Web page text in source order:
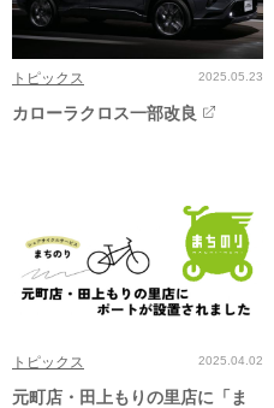
トピックス 2025.05.23
カローラクロス一部改良
トピックス 2025.04.02
元町店・田上もりの里店に「ま